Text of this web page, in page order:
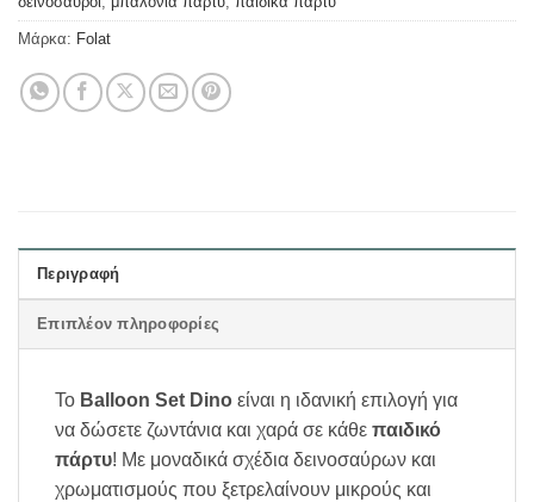
Μάρκα: Folat
Περιγραφή
Επιπλέον πληροφορίες
Το Balloon Set Dino είναι η ιδανική επιλογή για
να δώσετε ζωντάνια και χαρά σε κάθε παιδικό
πάρτυ! Με μοναδικά σχέδια δεινοσαύρων και
χρωματισμούς που ξετρελαίνουν μικρούς και